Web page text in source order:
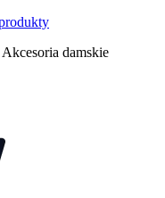
Akcesoria damskie